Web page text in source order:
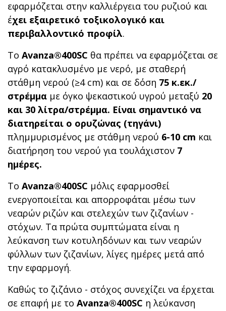
εφαρμόζεται στην καλλιέργεια του ρυζιού και
έχει εξαιρετικό τοξικολογικό και
περιβαλλοντικό προφίλ.
Το Avanza®400SC θα πρέπει να εφαρμόζεται σε
αγρό κατακλυσμένο με νερό, με σταθερή
στάθμη νερού (≥4 cm) και σε δόση 75 κ.εκ./
στρέμμα με όγκο ψεκαστικού υγρού μεταξύ 20
και 30 λίτρα/στρέμμα. Είναι σημαντικό να
διατηρείται ο ορυζώνας (τηγάνι)
πλημμυρισμένος με στάθμη νερού 6-10 cm και
διατήρηση του νερού για τουλάχιστον 7
ημέρες.
Το Avanza®400SC μόλις εφαρμοσθεί
ενεργοποιείται και απορροφάται μέσω των
νεαρών ριζών και στελεχών των ζιζανίων -
στόχων. Τα πρώτα συμπτώματα είναι η
λεύκανση των κοτυληδόνων και των νεαρών
φύλλων των ζιζανίων, λίγες ημέρες μετά από
την εφαρμογή.
Καθώς το ζιζάνιο - στόχος συνεχίζει να έρχεται
σε επαφή με το Avanza®400SC η λεύκανση